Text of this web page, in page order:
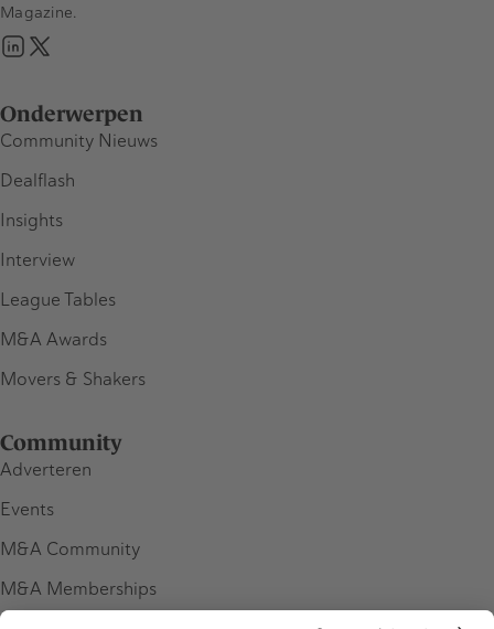
Onderwerpen
Community Nieuws
Dealflash
Insights
Interview
League Tables
M&A Awards
Movers & Shakers
Community
Adverteren
Events
M&A Community
M&A Memberships
Magazine.